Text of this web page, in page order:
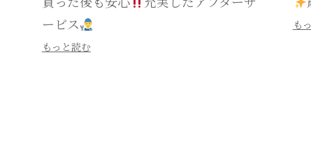
ービス
もっと読む
も